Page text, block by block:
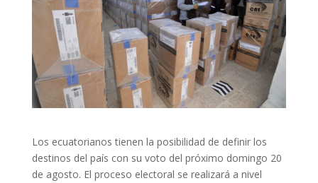
Los ecuatorianos tienen la posibilidad de definir los
destinos del país con su voto del próximo domingo 20
de agosto. El proceso electoral se realizará a nivel